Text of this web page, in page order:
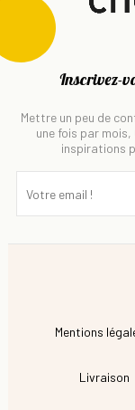
Inscrivez-
Mettre un peu de
une fois par
inspirations
Mentions
Livraison